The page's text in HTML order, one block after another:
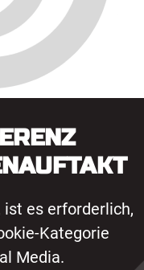
ist es erforderlich,
Kategorie
Media.